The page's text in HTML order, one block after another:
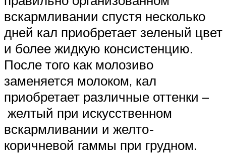
вскармливании спустя несколько
дней кал приобретает зеленый цвет
и более жидкую консистенцию.
После того как молозиво
заменяется молоком, кал
приобретает различные оттенки –
желтый при искусственном
вскармливании и желто-
коричневой гаммы при грудном.